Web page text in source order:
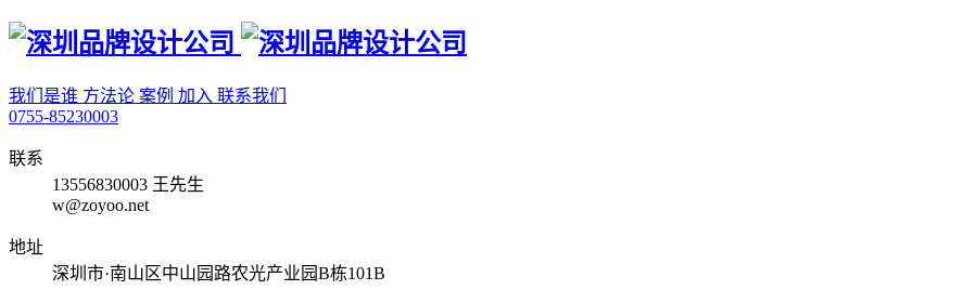
我们是谁 方法论 案例 加入 联系我们
0755-85230003
联系
13556830003 王先生
w@zoyoo.net
地址
深圳市·南山区中山园路农光产业园B栋101B